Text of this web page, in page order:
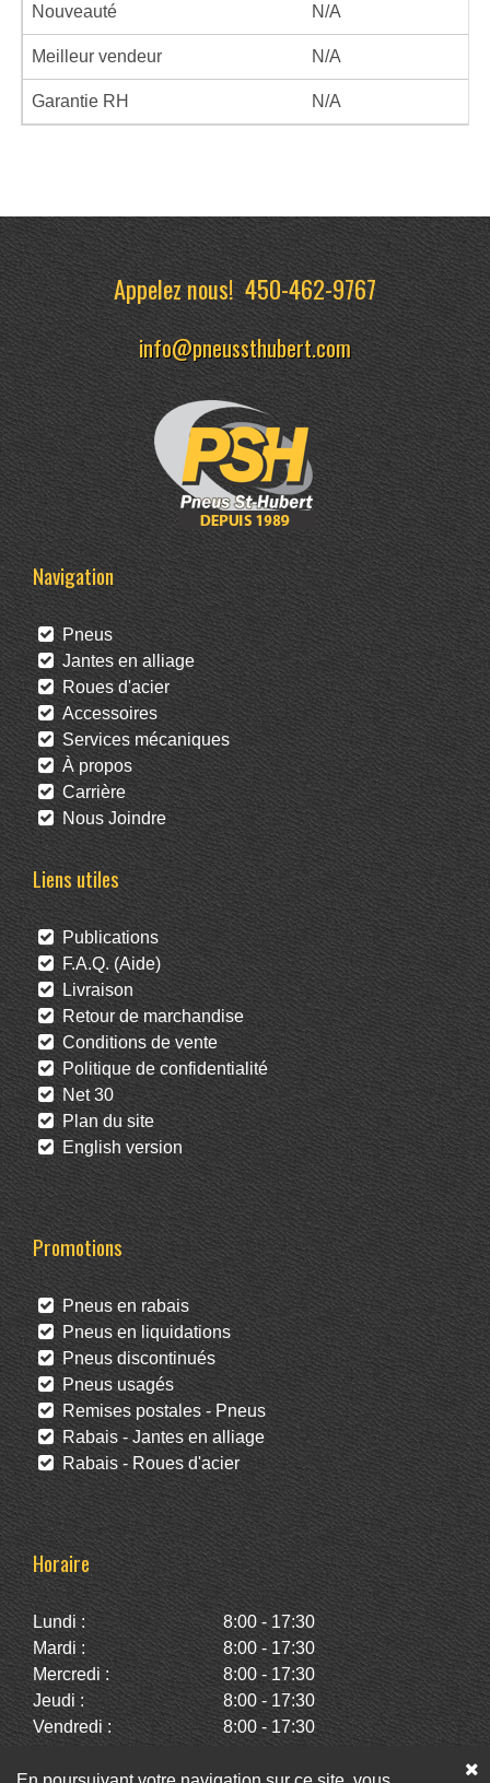
Nouveauté N/A
Meilleur vendeur N/A
Garantie RH N/A
Appelez nous!450-462-9767
info@pneussthubert.com
Navigation
Pneus
Jantes en alliage
Roues d'acier
Accessoires
Services mécaniques
À propos
Carrière
Nous Joindre
Liens utiles
Publications
F.A.Q. (Aide)
Livraison
Retour de marchandise
Conditions de vente
Politique de confidentialité
Net 30
Plan du site
English version
Promotions
Pneus en rabais
Pneus en liquidations
Pneus discontinués
Pneus usagés
Remises postales - Pneus
Rabais - Jantes en alliage
Rabais - Roues d'acier
Horaire
Lundi :
8:00 - 17:30
Mardi :
8:00 - 17:30
Mercredi :
8:00 - 17:30
Jeudi :
8:00 - 17:30
Vendredi :
8:00 - 17:30
Dimanche :
Fermé